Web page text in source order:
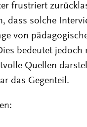
frustriert
dass solche
von
bedeutet jedoch
Quellen
das Gegenteil.